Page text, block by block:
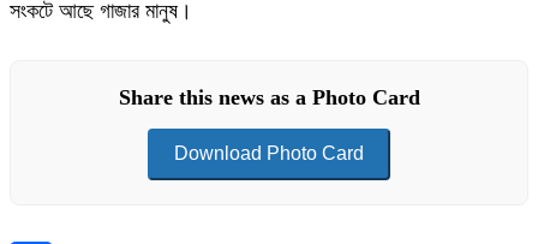
সংকটে আছে গাজার মানুষ।
Share this news as a Photo Card
Download Photo Card